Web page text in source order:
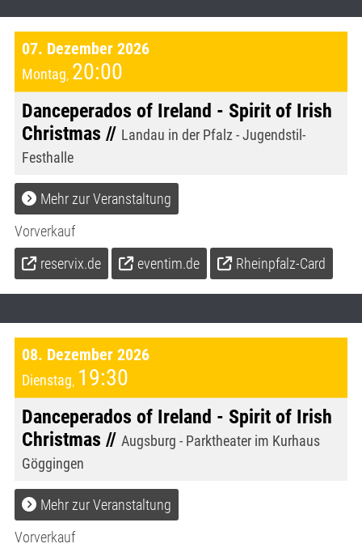
07. Dezember 2026
Montag, 20:00
Danceperados of Ireland - Spirit of Irish
Christmas // Landau in der Pfalz - Jugendstil-
Festhalle
Mehr zur Veranstaltung
Vorverkauf
reservix.de
eventim.de Rheinpfalz-Card
08. Dezember 2026
Dienstag, 19:30
Danceperados of Ireland - Spirit of Irish
Christmas // Augsburg - Parktheater im Kurhaus
Göggingen
Mehr zur Veranstaltung
Vorverkauf